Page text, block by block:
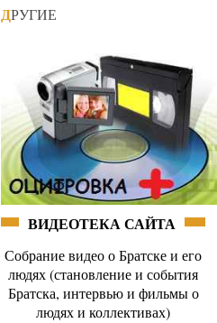
ДРУГИЕ
ВИДЕОТЕКА САЙТА
Собрание видео о Братске и его
людях (становление и события
Братска, интервью и фильмы о
людях и коллективах)